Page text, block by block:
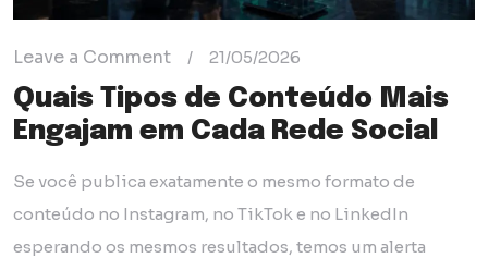
Leave a Comment / 21/05/2026
Quais Tipos de Conteúdo Mais
Engajam em Cada Rede Social
Se você publica exatamente o mesmo formato de
conteúdo no Instagram, no TikTok e no LinkedIn
esperando os mesmos resultados, temos um alerta